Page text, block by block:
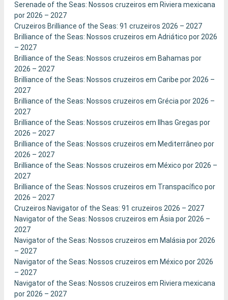
Serenade of the Seas: Nossos cruzeiros em Riviera mexicana
por 2026 – 2027
Cruzeiros Brilliance of the Seas: 91 cruzeiros 2026 – 2027
Brilliance of the Seas: Nossos cruzeiros em Adriático por 2026
– 2027
Brilliance of the Seas: Nossos cruzeiros em Bahamas por
2026 – 2027
Brilliance of the Seas: Nossos cruzeiros em Caribe por 2026 –
2027
Brilliance of the Seas: Nossos cruzeiros em Grécia por 2026 –
2027
Brilliance of the Seas: Nossos cruzeiros em Ilhas Gregas por
2026 – 2027
Brilliance of the Seas: Nossos cruzeiros em Mediterrâneo por
2026 – 2027
Brilliance of the Seas: Nossos cruzeiros em México por 2026 –
2027
Brilliance of the Seas: Nossos cruzeiros em Transpacífico por
2026 – 2027
Cruzeiros Navigator of the Seas: 91 cruzeiros 2026 – 2027
Navigator of the Seas: Nossos cruzeiros em Ásia por 2026 –
2027
Navigator of the Seas: Nossos cruzeiros em Malásia por 2026
– 2027
Navigator of the Seas: Nossos cruzeiros em México por 2026
– 2027
Navigator of the Seas: Nossos cruzeiros em Riviera mexicana
por 2026 – 2027